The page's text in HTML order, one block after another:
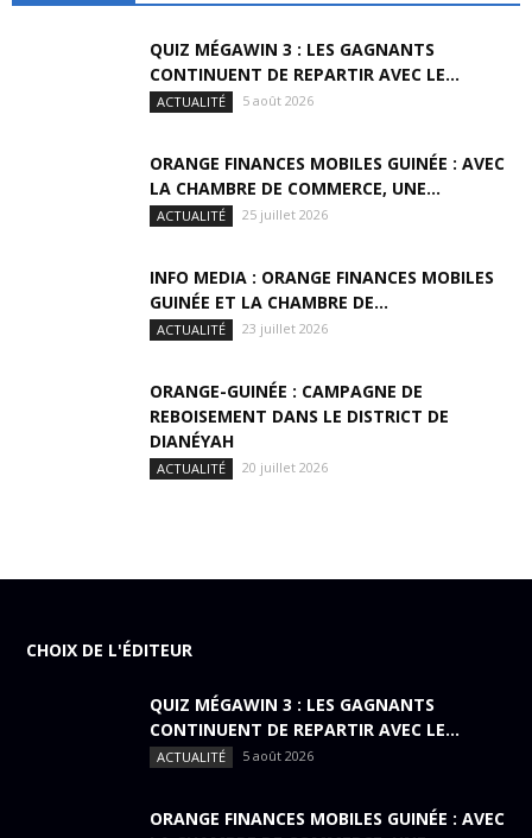
QUIZ MÉGAWIN 3 : LES GAGNANTS
CONTINUENT DE REPARTIR AVEC LE...
ACTUALITÉ 5 août 2026
ORANGE FINANCES MOBILES GUINÉE : AVEC
LA CHAMBRE DE COMMERCE, UNE...
ACTUALITÉ 25 juillet 2026
INFO MEDIA : ORANGE FINANCES MOBILES
GUINÉE ET LA CHAMBRE DE...
ACTUALITÉ 23 juillet 2026
ORANGE-GUINÉE : CAMPAGNE DE
REBOISEMENT DANS LE DISTRICT DE
DIANÉYAH
ACTUALITÉ 20 juillet 2026
CHOIX DE L'ÉDITEUR
QUIZ MÉGAWIN 3 : LES GAGNANTS
CONTINUENT DE REPARTIR AVEC LE...
ACTUALITÉ 5 août 2026
ORANGE FINANCES MOBILES GUINÉE : AVEC